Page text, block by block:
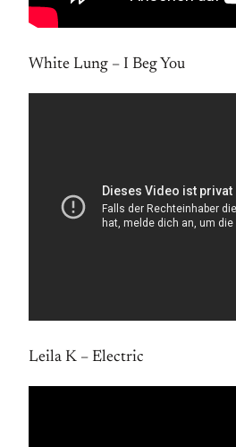
White Lung – I Beg You
Leila K – Electric